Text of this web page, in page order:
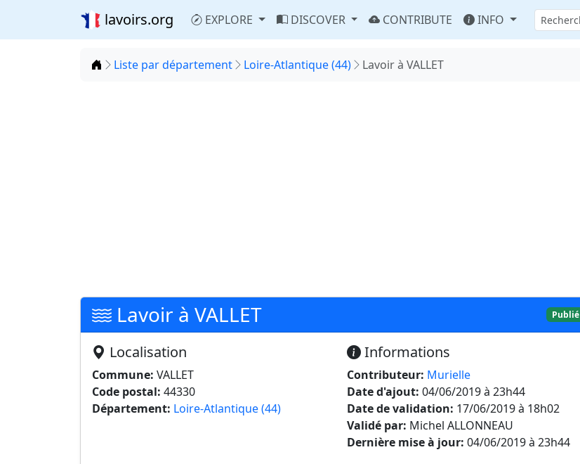
lavoirs.org EXPLORE DISCOVER CONTRIBUTE INFO
Accueil
Liste par département Loire-Atlantique (44) Lavoir à VALLET
Lavoir à VALLET Publié
Localisation
Commune: VALLET
Code postal: 44330
Département: Loire-Atlantique (44)
Informations
Contributeur: Murielle
Date d'ajout: 04/06/2019 à 23h44
Date de validation: 17/06/2019 à 18h02
Validé par: Michel ALLONNEAU
Dernière mise à jour: 04/06/2019 à 23h44